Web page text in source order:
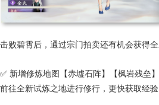
击败碧霄后，通过宗门拍卖还有机会获得
✅ 新增修炼地图【赤墟石阵】【枫岩残垒
前往全新试炼之地进行修行，更快获取经验